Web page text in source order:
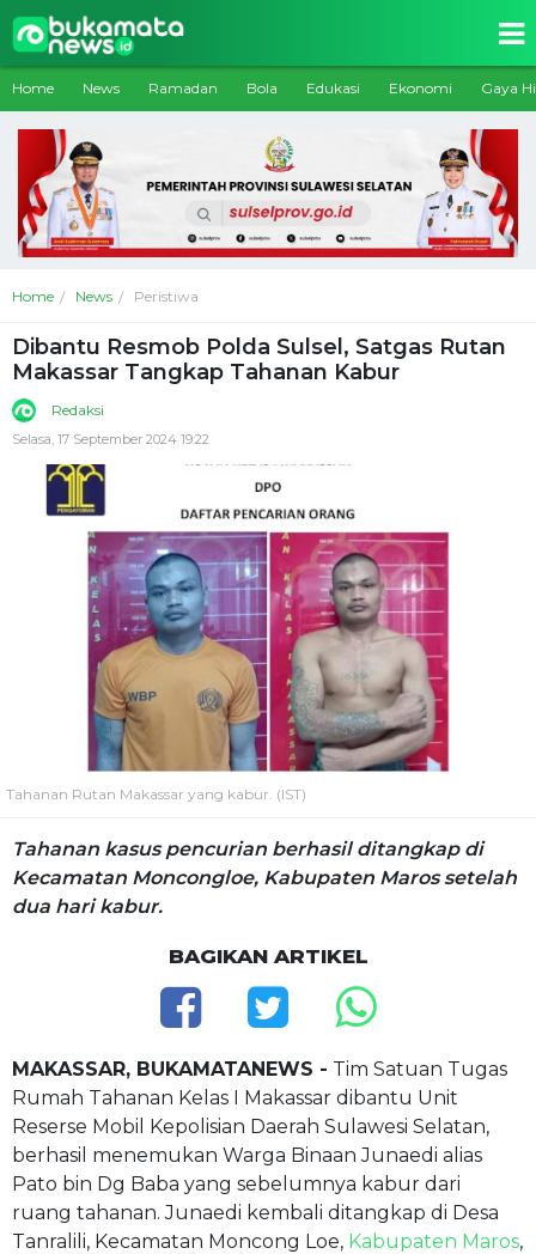
Home News Ramadan Bola Edukasi Ekonomi Gaya
Home News Peristiwa
Dibantu Resmob Polda Sulsel, Satgas Rutan
Makassar Tangkap Tahanan Kabur
Redaksi
Selasa, 17 September 2024 19:22
Tahanan Rutan Makassar yang kabur. (IST)
Tahanan kasus pencurian berhasil ditangkap di
Kecamatan Moncongloe, Kabupaten Maros setelah
dua hari kabur.
BAGIKAN ARTIKEL
MAKASSAR, BUKAMATANEWS - Tim Satuan Tugas
Rumah Tahanan Kelas I Makassar dibantu Unit
Reserse Mobil Kepolisian Daerah Sulawesi Selatan,
berhasil menemukan Warga Binaan Junaedi alias
Pato bin Dg Baba yang sebelumnya kabur dari
ruang tahanan. Junaedi kembali ditangkap di Desa
Tanralili, Kecamatan Moncong Loe, Kabupaten Maros,